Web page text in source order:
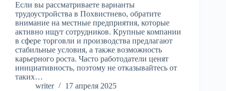
Если вы рассматриваете варианты
трудоустройства в Похвистнево, обратите
внимание на местные предприятия, которые
активно ищут сотрудников. Крупные компании
в сфере торговли и производства предлагают
стабильные условия, а также возможность
карьерного роста. Часто работодатели ценят
инициативность, поэтому не отказывайтесь от
таких…
writer
17 апреля 2025